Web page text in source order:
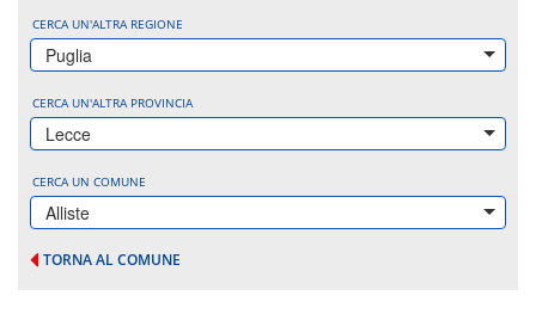
CERCA UN'ALTRA REGIONE
Puglia
CERCA UN'ALTRA PROVINCIA
Lecce
CERCA UN COMUNE
Alliste
TORNA AL COMUNE